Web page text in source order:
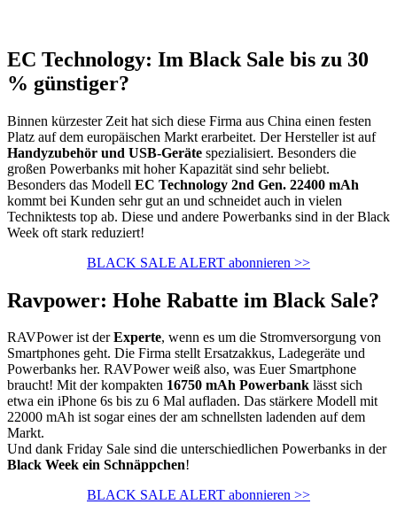
EC Technology: Im Black Sale bis zu 30
% günstiger?
Binnen kürzester Zeit hat sich diese Firma aus China einen festen
Platz auf dem europäischen Markt erarbeitet. Der Hersteller ist auf
Handyzubehör und USB-Geräte spezialisiert. Besonders die
großen Powerbanks mit hoher Kapazität sind sehr beliebt.
Besonders das Modell EC Technology 2nd Gen. 22400 mAh
kommt bei Kunden sehr gut an und schneidet auch in vielen
Techniktests top ab. Diese und andere Powerbanks sind in der Black
Week oft stark reduziert!
BLACK SALE ALERT abonnieren >>
Ravpower: Hohe Rabatte im Black Sale?
RAVPower ist derExperte, wenn es um die Stromversorgung von
Smartphones geht. Die Firma stellt Ersatzakkus, Ladegeräte und
Powerbanks her. RAVPower weiß also, was Euer Smartphone
braucht! Mit der kompakten 16750 mAh Powerbank lässt sich
etwa ein iPhone 6s bis zu 6 Mal aufladen. Das stärkere Modell mit
22000 mAh ist sogar eines der am schnellsten ladenden auf dem
Markt.
Und dank Friday Sale sind die unterschiedlichen Powerbanks in der
Black Week ein Schnäppchen!
BLACK SALE ALERT abonnieren >>